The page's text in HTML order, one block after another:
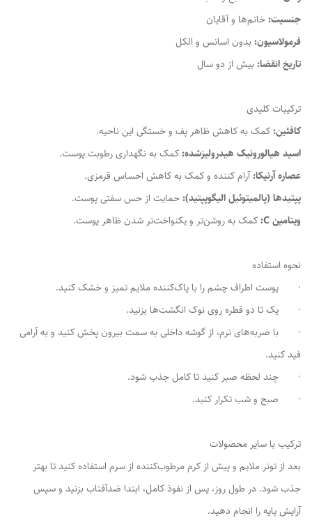
جنسیت:خانم‌ها و آقایان
فرمولاسیون:بدون اسانس و الکل
تاریخ انقضا:بیش از دو سال
ترکیبات کلیدی
کافئین:کمک به کاهش ظاهر پف و خستگی این ناحیه.
اسید هیالورونیک هیدرولیزشده:کمک به نگهداری رطوبت پوست.
عصاره آرنیکا:آرام کننده و کمک به کاهش احساس قرمزی.
پپتیدها (پالمیتوئیل الیگوپپتید):حمایت از حس سفتی پوست.
ویتامین C:
کمک به روشن‌تر و یکنواخت‌تر شدن ظاهر پوست.
نحوه استفاده
· پوست اطراف چشم را با پاک‌کننده ملایم تمیز و خشک کنید.
· یک تا دو قطره روی نوک انگشت‌ها بزنید.
· با ضربه‌های نرم، از گوشه داخلی به سمت بیرون پخش کنید و به آرامی
فید کنید.
· چند لحظه صبر کنید تا کامل جذب شود.
· صبح و شب تکرار کنید.
ترکیب با سایر محصولات
بعد از تونر ملایم و پیش از کرم مرطوب‌کننده از سرم استفاده کنید تا بهتر
جذب شود. در طول روز، پس از نفوذ کامل، ابتدا ضدآفتاب بزنید و سپس
آرایش پایه را انجام دهید.